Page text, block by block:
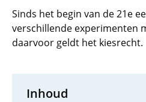
Sinds het begin van de 21e
verschillende experimenten
daarvoor geldt het kiesrecht.
Inhoud